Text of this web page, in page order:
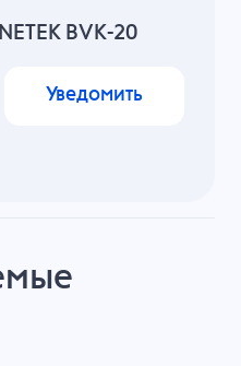
BVK-20
Уведомить